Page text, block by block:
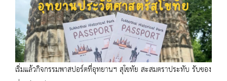
เริ่มแล้วกิจกรรมพาสปอร์ตที่อุทยานฯ สุโขทัย สะสมตราประทับ รับของ